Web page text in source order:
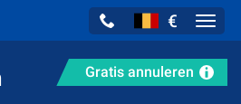
€
Gratis annuleren